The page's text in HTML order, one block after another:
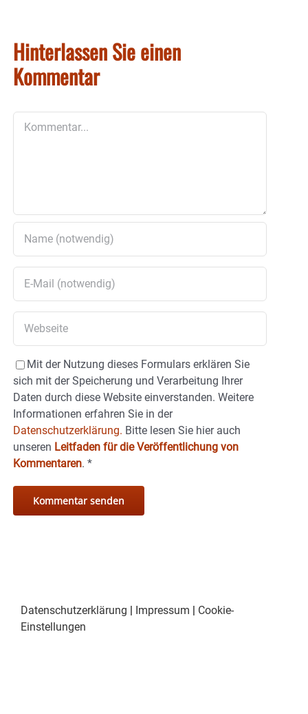
Hinterlassen Sie einen
Kommentar
Mit der Nutzung dieses Formulars erklären Sie
sich mit der Speicherung und Verarbeitung Ihrer
Daten durch diese Website einverstanden. Weitere
Informationen erfahren Sie in der
Datenschutzerklärung. Bitte lesen Sie hier auch
unseren Leitfaden für die Veröffentlichung von
Kommentaren. *
Datenschutzerklärung | Impressum | Cookie-
Einstellungen